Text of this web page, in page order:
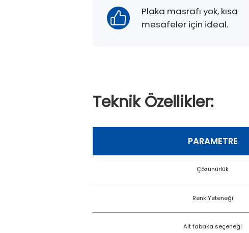
Plaka masrafı yok, kısa
mesafeler için ideal.
Teknik Özellikler:
PARAMETRE
Çözünürlük
Renk Yeteneği
Alt tabaka seçeneği